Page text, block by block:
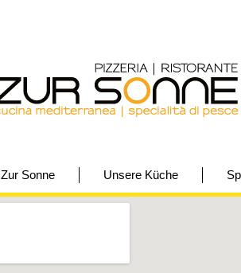
Zur Sonne Unsere Küche